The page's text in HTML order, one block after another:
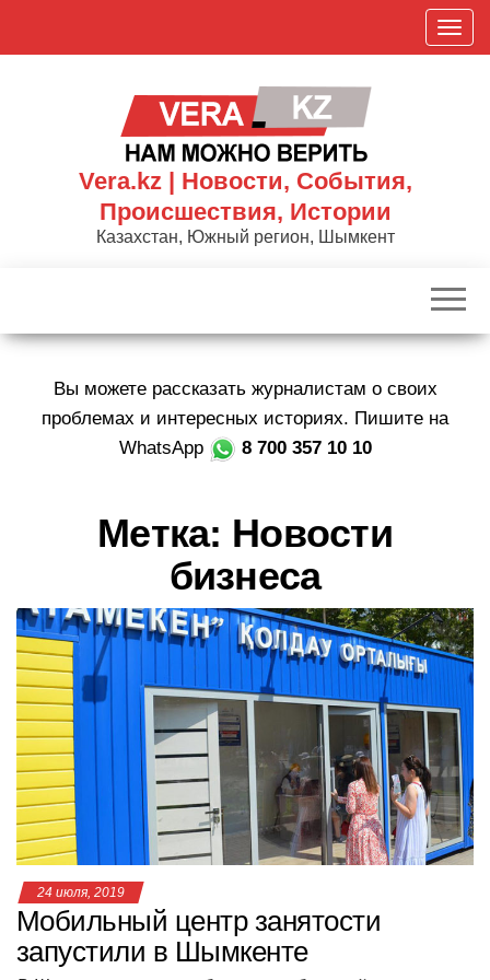
П
о
к
р
ц
и
ю
Vera.kz | Новости, События,
Происшествия, Истории
Казахстан, Южный регион, Шымкент
Вы можете рассказать журналистам о своих
проблемах и интересных историях. Пишите на
WhatsApp
8 700 357 10 10
Метка: Новости
бизнеса
24 июля, 2019
Мобильный центр занятости
запустили в Шымкенте